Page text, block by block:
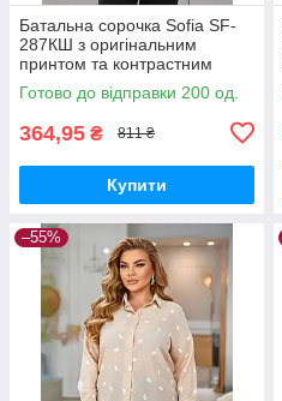
Батальна сорочка Sofia SF-
287КШ з оригінальним
принтом та контрастним
оздобленням Бежевий
Готово до відправки 200 од.
364,95 ₴ 811 ₴
Купити
–55%